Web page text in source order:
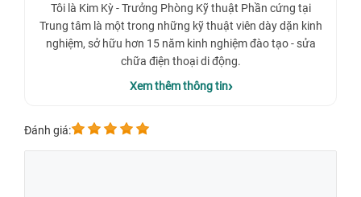
Tôi là Kim Kỳ - Trưởng Phòng Kỹ thuật Phần cứng tại
Trung tâm là một trong những kỹ thuật viên dày dặn kinh
nghiệm, sở hữu hơn 15 năm kinh nghiệm đào tạo - sửa
chữa điện thoại di động.
Xem thêm thông tin
Đánh giá: